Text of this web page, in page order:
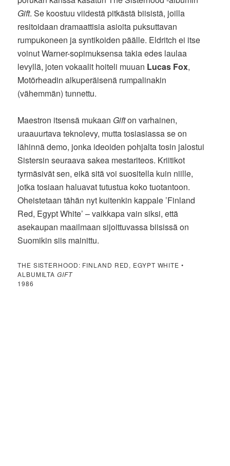
Gift. Se koostuu viidestä pitkästä biisistä, joilla
resitoidaan dramaattisia asioita puksuttavan
rumpukoneen ja syntikoiden päälle. Eldritch ei itse
voinut Warner-sopimuksensa takia edes laulaa
levyllä, joten vokaalit hoiteli muuan Lucas Fox,
Motörheadin alkuperäisenä rumpalinakin
(vähemmän) tunnettu.
Maestron itsensä mukaan Gifton varhainen,
uraauurtava teknolevy, mutta tosiasiassa se on
lähinnä demo, jonka ideoiden pohjalta tosin jalostui
Sistersin seuraava sakea mestariteos. Kriitikot
tyrmäsivät sen, eikä sitä voi suositella kuin niille,
jotka tosiaan haluavat tutustua koko tuotantoon.
Oheistetaan tähän nyt kuitenkin kappale ’Finland
Red, Egypt White’ – vaikkapa vain siksi, että
asekaupan maailmaan sijoittuvassa biisissä on
Suomikin siis mainittu.
THE SISTERHOOD: FINLAND RED, EGYPT WHITE •
ALBUMILTAGIFT
1986